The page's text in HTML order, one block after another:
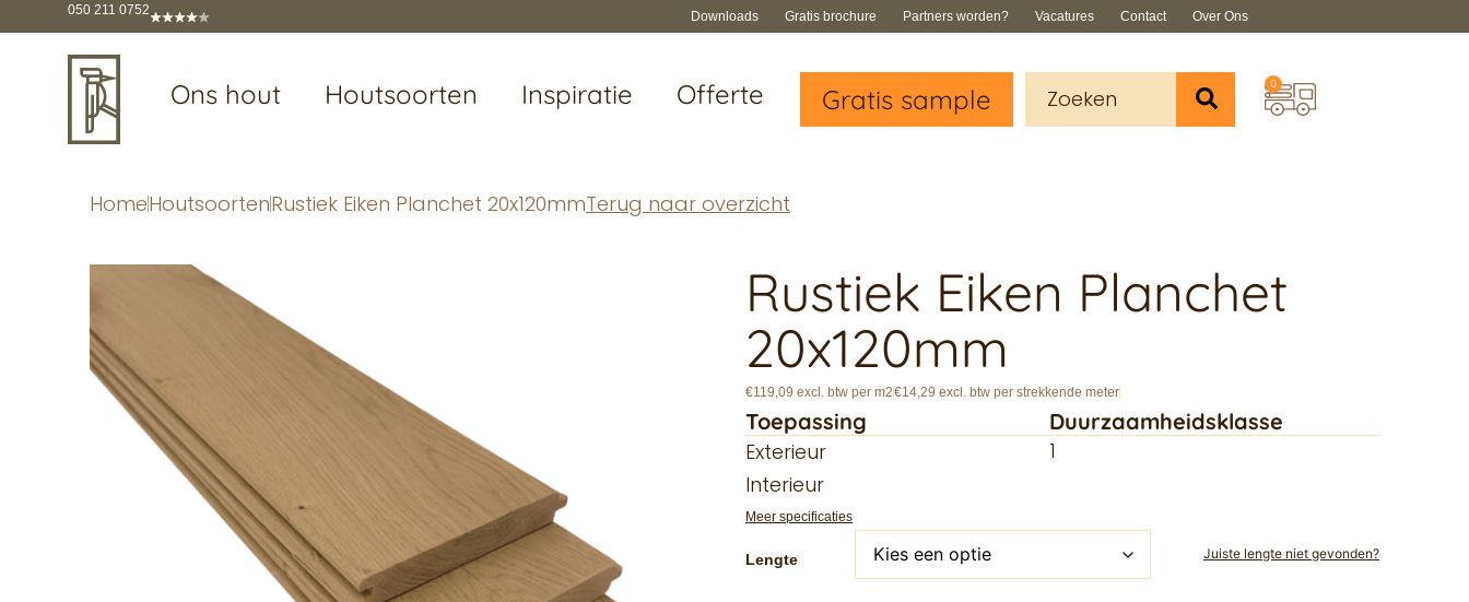
050 211 0752 Downloads Gratis brochure Partners worden? Vacatures Contact Over Ons
Ons hout Houtsoorten Inspiratie Offerte Gratis sample 0
HomeHoutsoortenRustiek Eiken Planchet 20x120mmTerug naar overzicht
Rustiek Eiken Planchet
20x120mm
€119,09 excl. btw per m2€14,29 excl. btw per strekkende meter
Toepassing
Exterieur
Interieur
Meer specificaties
Duurzaamheidsklasse
1
Lengte Juiste lengte niet gevonden?